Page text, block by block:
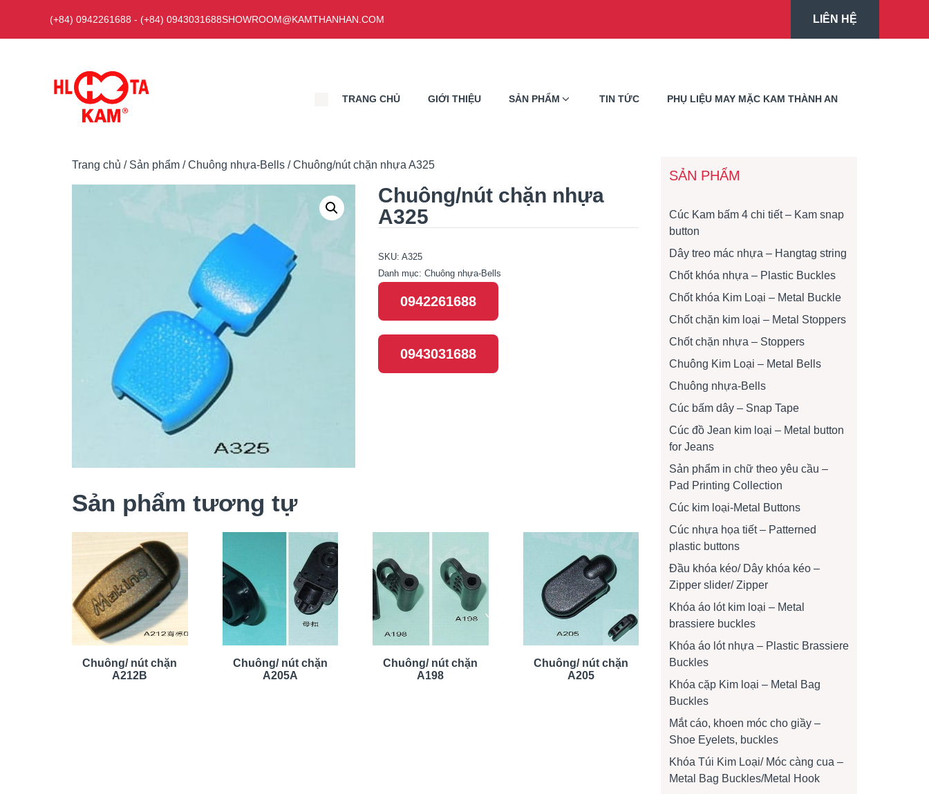
nội
(+84) 0942261688 - (+84) 0943031688SHOWROOM@KAMTHANHAN.COM LIÊN HỆ
TRANG CHỦ GIỚI THIỆU SẢN PHẨM TIN TỨC PHỤ LIỆU MAY MẶC KAM THÀNH AN
Trang chủ / Sản phẩm /Chuông nhựa-Bells / Chuông/nút chặn nhựa A325
Chuông/nút chặn nhựa
A325
SKU: A325
Danh mục: Chuông nhựa-Bells
0942261688
0943031688
Sản phẩm tương tự
Chuông/ nút chặn
A212B
Chuông/ nút chặn
A205A
Chuông/ nút chặn
A198
Chuông/ nút chặn
A205
SẢN PHẨM
Cúc Kam bấm 4 chi tiết – Kam snap
button
Dây treo mác nhựa – Hangtag string
Chốt khóa nhựa – Plastic Buckles
Chốt khóa Kim Loại – Metal Buckle
Chốt chặn kim loại – Metal Stoppers
Chốt chặn nhựa – Stoppers
Chuông Kim Loại – Metal Bells
Chuông nhựa-Bells
Cúc bấm dây – Snap Tape
Cúc đồ Jean kim loại – Metal button
for Jeans
Sản phẩm in chữ theo yêu cầu –
Pad Printing Collection
Cúc kim loại-Metal Buttons
Cúc nhựa họa tiết – Patterned
plastic buttons
Đầu khóa kéo/ Dây khóa kéo –
Zipper slider/ Zipper
Khóa áo lót kim loại – Metal
brassiere buckles
Khóa áo lót nhựa – Plastic Brassiere
Buckles
Khóa cặp Kim loại – Metal Bag
Buckles
Mắt cáo, khoen móc cho giầy –
Shoe Eyelets, buckles
Khóa Túi Kim Loại/ Móc càng cua –
Metal Bag Buckles/Metal Hook